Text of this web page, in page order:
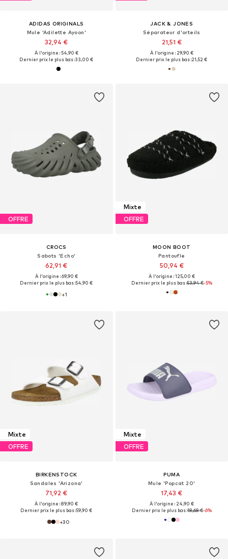
ADIDAS ORIGINALS
Mule 'Adilette Ayoon'
32,94 €
À l'origine : 54,90 €
Dernier prix le plus bas :33,00 €
JACK & JONES
Séparateur d'orteils
21,51 €
À l'origine : 29,90 €
Dernier prix le plus bas :21,52 €
OFFRE
CROCS
Sabots 'Echo'
62,91 €
À l'origine : 69,90 €
Dernier prix le plus bas :54,90 €
+1
Mixte
OFFRE
MOON BOOT
Pantoufle
50,94 €
À l'origine : 125,00 €
Dernier prix le plus bas :53,94 €-5%
Mixte
OFFRE
BIRKENSTOCK
Sandales 'Arizona'
71,92 €
À l'origine : 89,90 €
Dernier prix le plus bas :59,90 €
+30
Mixte
OFFRE
PUMA
Mule 'Popcat 20'
17,43 €
À l'origine : 24,90 €
Dernier prix le plus bas :18,68 €-6%